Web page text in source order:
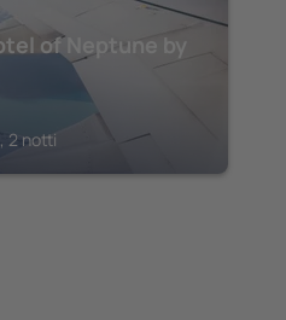
of Neptune by
2 notti